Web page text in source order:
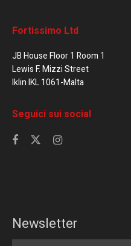
Fortissimo Ltd
JB House Floor 1 Room 1
Lewis F. Mizzi Street
Iklin IKL 1061-Malta
Seguici sui social
Newsletter